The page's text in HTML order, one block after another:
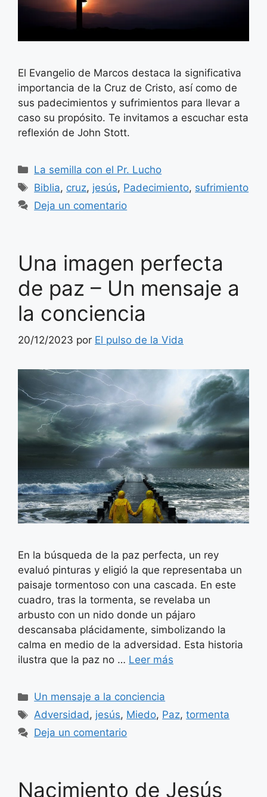
El Evangelio de Marcos destaca la significativa
importancia de la Cruz de Cristo, así como de
sus padecimientos y sufrimientos para llevar a
caso su propósito. Te invitamos a escuchar esta
reflexión de John Stott.
Categorías
La semilla con el Pr. Lucho
Etiquetas
Biblia, cruz, jesús, Padecimiento, sufrimiento
Deja un comentario
Una imagen perfecta
de paz – Un mensaje a
la conciencia
20/12/2023 por El pulso de la Vida
En la búsqueda de la paz perfecta, un rey
evaluó pinturas y eligió la que representaba un
paisaje tormentoso con una cascada. En este
cuadro, tras la tormenta, se revelaba un
arbusto con un nido donde un pájaro
descansaba plácidamente, simbolizando la
calma en medio de la adversidad. Esta historia
ilustra que la paz no … Leer más
Categorías
Un mensaje a la conciencia
Etiquetas
Adversidad, jesús, Miedo, Paz,tormenta
Deja un comentario
Nacimiento de Jesús